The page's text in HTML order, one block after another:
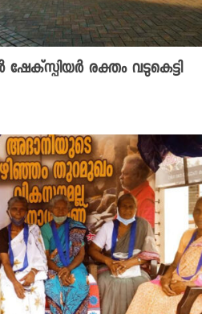
ഷേക്‌സ്പിയർ രക്തം വടുകെട്ടി